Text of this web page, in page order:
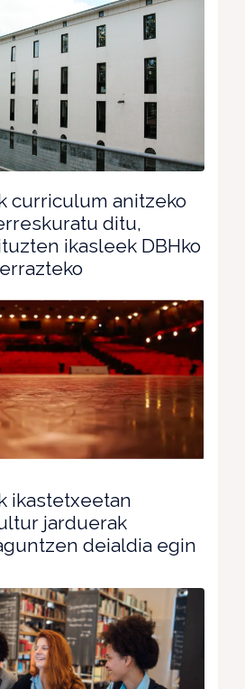
curriculum anitzeko
ditu,
ikasleek DBHko
ikastetxeetan
jarduerak
deialdia egin